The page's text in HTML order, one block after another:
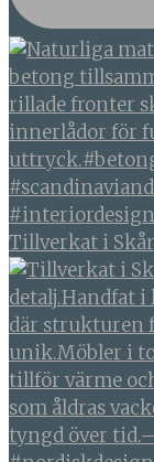
Tillverkat i